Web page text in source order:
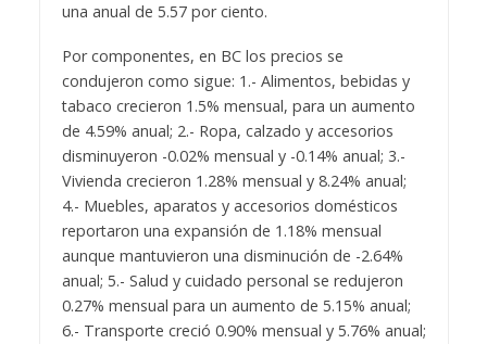
una anual de 5.57 por ciento.
Por componentes, en BC los precios se
condujeron como sigue: 1.- Alimentos, bebidas y
tabaco crecieron 1.5% mensual, para un aumento
de 4.59% anual; 2.- Ropa, calzado y accesorios
disminuyeron -0.02% mensual y -0.14% anual; 3.-
Vivienda crecieron 1.28% mensual y 8.24% anual;
4.- Muebles, aparatos y accesorios domésticos
reportaron una expansión de 1.18% mensual
aunque mantuvieron una disminución de -2.64%
anual; 5.- Salud y cuidado personal se redujeron
0.27% mensual para un aumento de 5.15% anual;
6.- Transporte creció 0.90% mensual y 5.76% anual;